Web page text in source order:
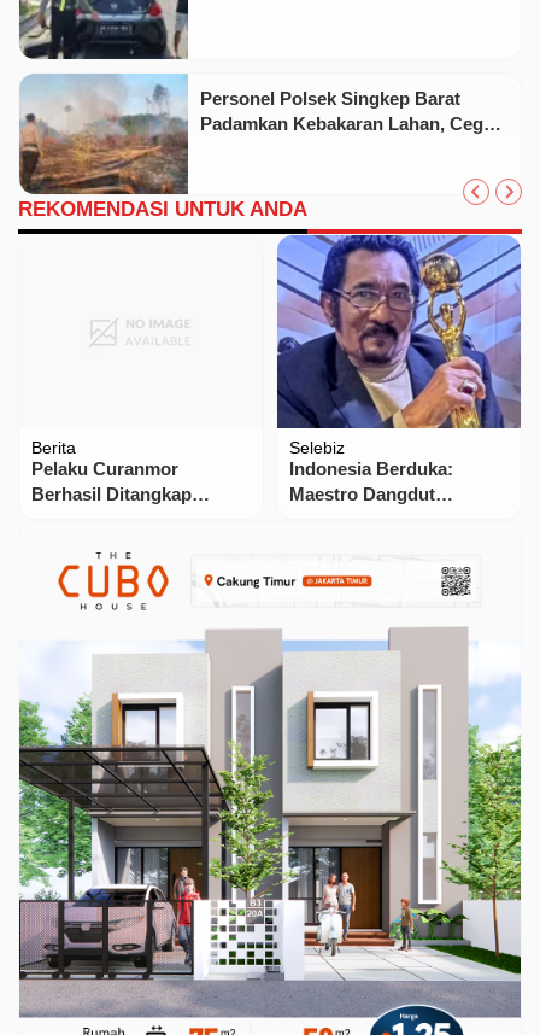
Personel Polsek Singkep Barat
Padamkan Kebakaran Lahan, Cegah
REKOMENDASI UNTUK ANDA
Berita
Pelaku Curanmor
Berhasil Ditangkap
Agustus 2025.
Selebiz
Indonesia Berduka:
Maestro Dangdut